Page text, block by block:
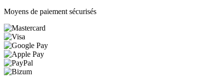
Moyens de paiement sécurisés